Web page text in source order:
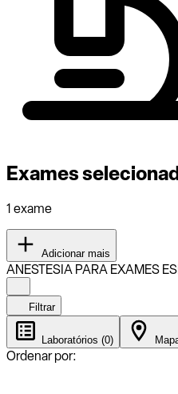
Exames
1 exame
Adicionar mais
ANESTESIA PARA EXAMES
Filtrar
Laboratórios (0)
Ordenar por: